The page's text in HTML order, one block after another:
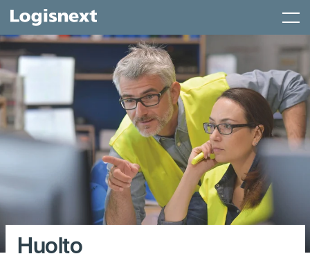
Skip
content
Menu
Huolto